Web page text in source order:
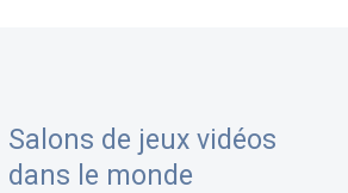
Salons de jeux vidéos
dans le monde